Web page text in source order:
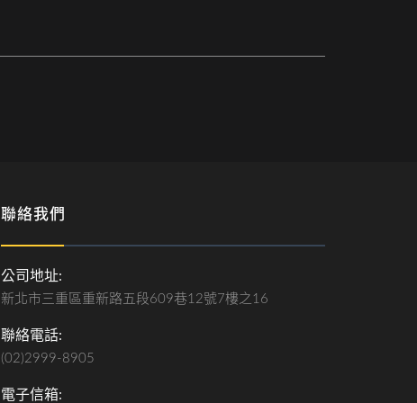
聯絡我們
公司地址:
新北市三重區重新路五段609巷12號7樓之16
聯絡電話:
(02)2999-8905
電子信箱: